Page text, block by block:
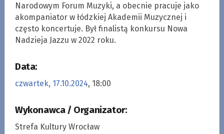
Narodowym Forum Muzyki, a obecnie pracuje jako
akompaniator w łódzkiej Akademii Muzycznej i
często koncertuje. Był finalistą konkursu Nowa
Nadzieja Jazzu w 2022 roku.
Data:
czwartek, 17.10.2024, 18:00
Wykonawca / Organizator:
Strefa Kultury Wrocław